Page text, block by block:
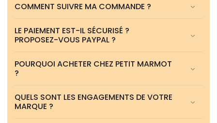
COMMENT SUIVRE MA COMMANDE ?
LE PAIEMENT EST-IL SÉCURISÉ ?
PROPOSEZ-VOUS PAYPAL ?
POURQUOI ACHETER CHEZ PETIT MARMOT
?
QUELS SONT LES ENGAGEMENTS DE VOTRE
MARQUE ?